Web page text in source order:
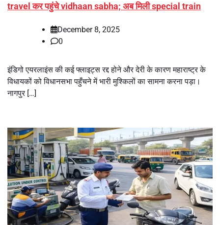
travel कर पहुंचे vidhaan sabha; अब मिली special train
December 8, 2025
0
इंडिगो एयरलाइंस की कई फ्लाइट्स रद्द होने और देरी के कारण महाराष्ट्र के
विधायकों को विधानसभा पहुँचने में भारी मुश्किलों का सामना करना पड़ा।
नागपुर […]